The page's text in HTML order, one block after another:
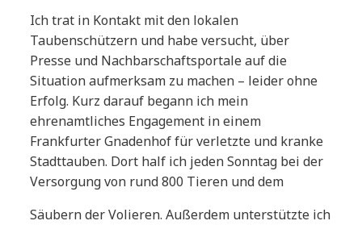
Ich trat in Kontakt mit den lokalen
Taubenschützern und habe versucht, über
Presse und Nachbarschaftsportale auf die
Situation aufmerksam zu machen – leider ohne
Erfolg. Kurz darauf begann ich mein
ehrenamtliches Engagement in einem
Frankfurter Gnadenhof für verletzte und kranke
Stadttauben. Dort half ich jeden Sonntag bei der
Versorgung von rund 800 Tieren und dem
Säubern der Volieren. Außerdem unterstützte ich